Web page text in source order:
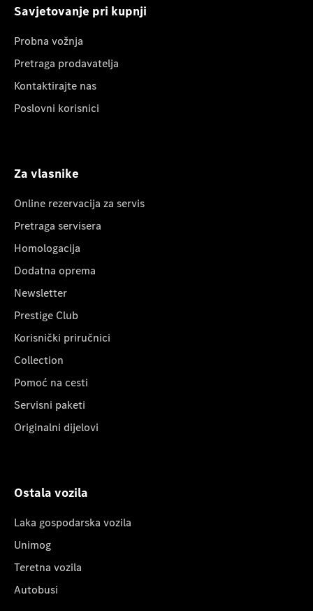
Savjetovanje pri kupnji
Probna vožnja
Pretraga prodavatelja
Kontaktirajte nas
Poslovni korisnici
Za vlasnike
Online rezervacija za servis
Pretraga servisera
Homologacija
Dodatna oprema
Newsletter
Prestige Club
Korisnički priručnici
Collection
Pomoć na cesti
Servisni paketi
Originalni dijelovi
Ostala vozila
Laka gospodarska vozila
Unimog
Teretna vozila
Autobusi